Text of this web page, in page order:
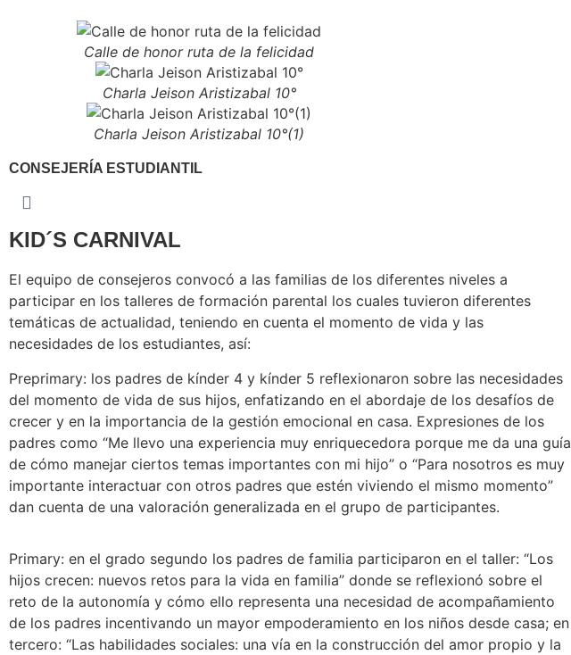
Calle de honor ruta de la felicidad
Charla Jeison Aristizabal 10°
Charla Jeison Aristizabal 10°(1)
CONSEJERÍA ESTUDIANTIL
KID´S CARNIVAL
El equipo de consejeros convocó a las familias de los diferentes niveles a
participar en los talleres de formación parental los cuales tuvieron diferentes
temáticas de actualidad, teniendo en cuenta el momento de vida y las
necesidades de los estudiantes, así:
Preprimary: los padres de kínder 4 y kínder 5 reflexionaron sobre las necesidades
del momento de vida de sus hijos, enfatizando en el abordaje de los desafíos de
crecer y en la importancia de la gestión emocional en casa. Expresiones de los
padres como “Me llevo una experiencia muy enriquecedora porque me da una guía
de cómo manejar ciertos temas importantes con mi hijo” o “Para nosotros es muy
importante interactuar con otros padres que estén viviendo el mismo momento”
dan cuenta de una valoración generalizada en el grupo de participantes.
Primary: en el grado segundo los padres de familia participaron en el taller: “Los
hijos crecen: nuevos retos para la vida en familia” donde se reflexionó sobre el
reto de la autonomía y cómo ello representa una necesidad de acompañamiento
de los padres incentivando un mayor empoderamiento en los niños desde casa; en
tercero: “Las habilidades sociales: una vía en la construcción del amor propio y la